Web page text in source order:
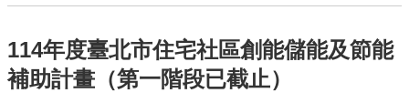
114年度臺北市住宅社區創能儲能及節能
補助計畫（第一階段已截止）